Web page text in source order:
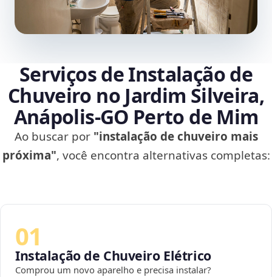
Serviços de Instalação de
Chuveiro no Jardim Silveira,
Anápolis‑GO Perto de Mim
Ao buscar por "instalação de chuveiro mais
próxima", você encontra alternativas completas:
01
Instalação de Chuveiro Elétrico
Comprou um novo aparelho e precisa instalar?